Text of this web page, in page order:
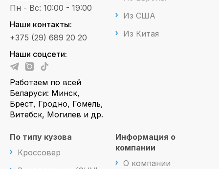
Пн - Вс: 10:00 - 19:00
Наши контакты:
+375 (29) 689 20 20
Наши соцсети:
Работаем по всей
Беларуси: Минск,
Брест, Гродно, Гомель,
Витебск, Могилев и др.
Из США
Из Китая
По типу кузова
Кроссовер
Информация о
компании
О компании